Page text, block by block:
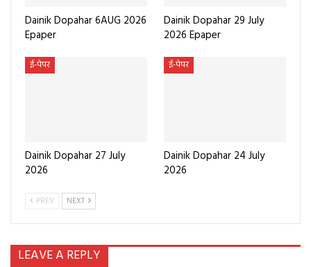
Dainik Dopahar 6AUG 2026
Epaper
Dainik Dopahar 29 July
2026 Epaper
ई-पेपर
Dainik Dopahar 27 July
2026
ई-पेपर
Dainik Dopahar 24 July
2026
PREV NEXT
LEAVE A REPLY